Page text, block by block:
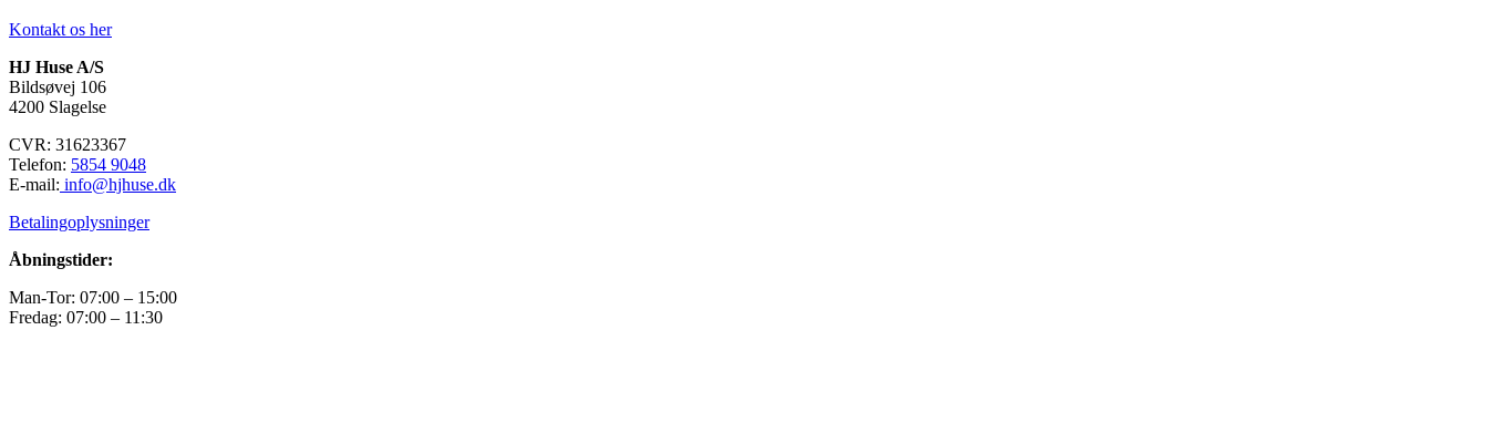
Kontakt os her
HJ Huse A/S
Bildsøvej 106
4200 Slagelse
CVR: 31623367
Telefon: 5854 9048
E-mail: info@hjhuse.dk
Betalingoplysninger
Åbningstider:
Man-Tor: 07:00 – 15:00
Fredag: 07:00 – 11:30